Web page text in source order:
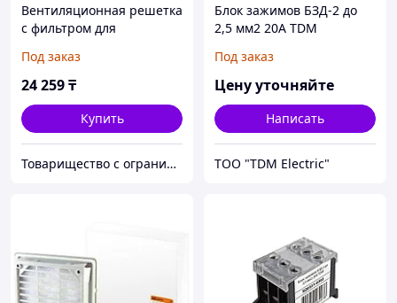
Вентиляционная решетка
с фильтром для
(250 мм)
Под заказ
24 259₸
Купить
Товарищество с ограниченной ответственностью "Nabludenie.kz"
Блок зажимов БЗД-2 до
2,5 мм2 20A TDM
Под заказ
Цену уточняйте
Написать
ТОО "TDM Electric"